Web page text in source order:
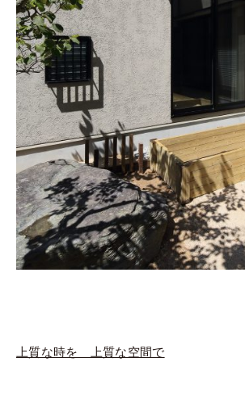
上質な時を 上質な空間で